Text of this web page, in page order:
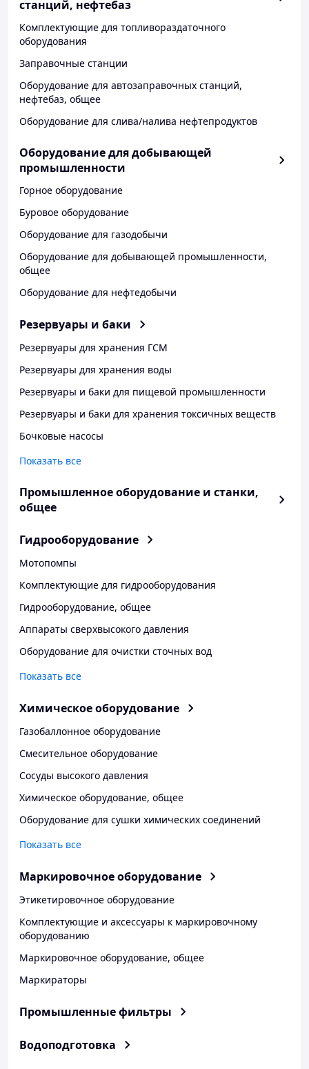
станций, нефтебаз
Комплектующие для топливораздаточного
оборудования
Заправочные станции
Оборудование для автозаправочных станций,
нефтебаз, общее
Оборудование для слива/налива нефтепродуктов
Оборудование для добывающей
промышленности
Горное оборудование
Буровое оборудование
Оборудование для газодобычи
Оборудование для добывающей промышленности,
общее
Оборудование для нефтедобычи
Резервуары и баки
Резервуары для хранения ГСМ
Резервуары для хранения воды
Резервуары и баки для пищевой промышленности
Резервуары и баки для хранения токсичных веществ
Бочковые насосы
Показать все
Промышленное оборудование и станки,
общее
Гидрооборудование
Мотопомпы
Комплектующие для гидрооборудования
Гидрооборудование, общее
Аппараты сверхвысокого давления
Оборудование для очистки сточных вод
Показать все
Химическое оборудование
Газобаллонное оборудование
Смесительное оборудование
Сосуды высокого давления
Химическое оборудование, общее
Оборудование для сушки химических соединений
Показать все
Маркировочное оборудование
Этикетировочное оборудование
Комплектующие и аксессуары к маркировочному
оборудованию
Маркировочное оборудование, общее
Маркираторы
Промышленные фильтры
Водоподготовка